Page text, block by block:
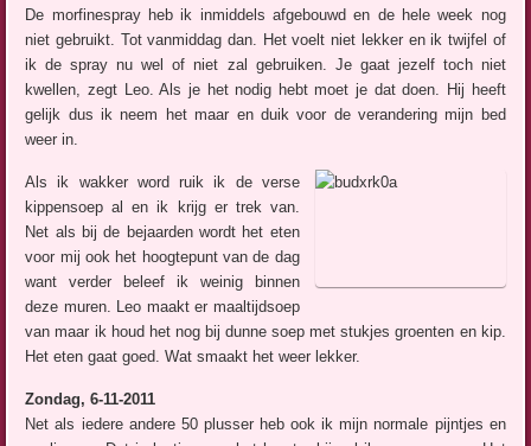
De morfinespray heb ik inmiddels afgebouwd en de hele week nog
niet gebruikt. Tot vanmiddag dan. Het voelt niet lekker en ik twijfel of
ik de spray nu wel of niet zal gebruiken. Je gaat jezelf toch niet
kwellen, zegt Leo. Als je het nodig hebt moet je dat doen. Hij heeft
gelijk dus ik neem het maar en duik voor de verandering mijn bed
weer in.
Als ik wakker word ruik ik de verse
kippensoep al en ik krijg er trek van.
Net als bij de bejaarden wordt het eten
voor mij ook het hoogtepunt van de dag
want verder beleef ik weinig binnen
deze muren. Leo maakt er maaltijdsoep
van maar ik houd het nog bij dunne soep met stukjes groenten en kip.
Het eten gaat goed. Wat smaakt het weer lekker.
Zondag, 6-11-2011
Net als iedere andere 50 plusser heb ook ik mijn normale pijntjes en